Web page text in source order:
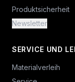
Produktsicherheit
Newsletter
SERVICE UND
Materialverleih